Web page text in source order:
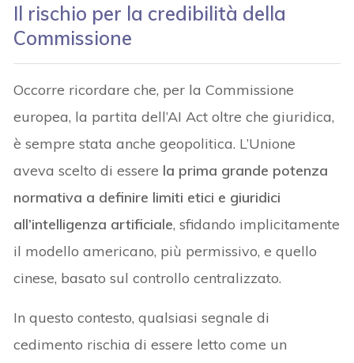
Il rischio per la credibilità della
Commissione
Occorre ricordare che, per la Commissione
europea, la partita dell’AI Act oltre che giuridica,
è sempre stata anche geopolitica. L’Unione
aveva scelto di essere la prima grande potenza
normativa a definire limiti etici e giuridici
all’intelligenza artificiale, sfidando implicitamente
il modello americano, più permissivo, e quello
cinese, basato sul controllo centralizzato.
In questo contesto, qualsiasi segnale di
cedimento rischia di essere letto come un